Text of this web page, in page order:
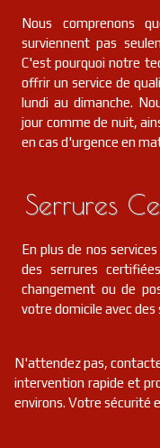
Nous comprenons
surviennent pas
C'est pourquoi notre
offrir un service de
lundi au dimanche.
jour comme de nuit,
en cas d'urgence en
Serrures
En plus de nos
des serrures
changement ou de
votre domicile avec
N'attendez pas,
intervention rapide et
environs. Votre sécurité